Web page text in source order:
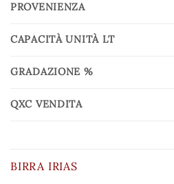
PROVENIENZA
CAPACITÀ UNITÀ LT
GRADAZIONE %
QXC VENDITA
BIRRA IRIAS